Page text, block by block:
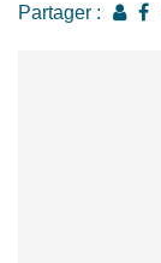
Partager :